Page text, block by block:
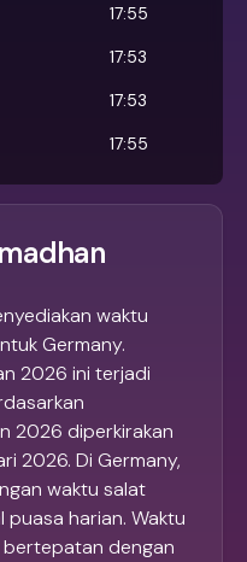
17:55
17:53
17:53
17:55
waktu
Germany.
2026 ini terjadi
2026 diperkirakan
2026. Di Germany,
waktu salat
puasa harian. Waktu
dengan